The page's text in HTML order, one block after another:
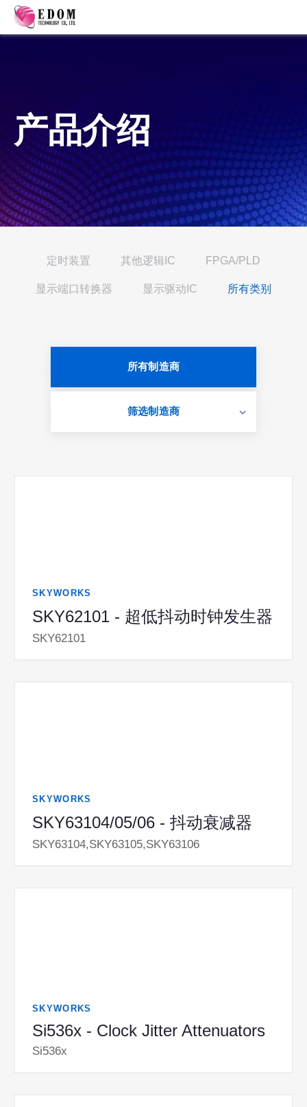
产品介绍
定时装置 其他逻辑IC FPGA/PLD
显示端口转换器 显示驱动IC 所有类别
所有制造商
筛选制造商
SKYWORKS
SKY62101 - 超低抖动时钟发生器
SKY62101
SKYWORKS
SKY63104/05/06 - 抖动衰减器
SKY63104,SKY63105,SKY63106
SKYWORKS
Si536x - Clock Jitter Attenuators
Si536x